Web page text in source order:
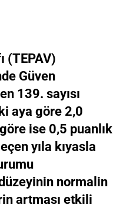
(TEPAV)
Güven
139. sayısı
aya göre 2,0
ise 0,5 puanlık
yıla kıyasla
normalin
artması etkili